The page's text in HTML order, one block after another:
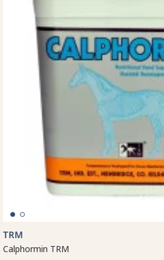
TRM
Calphormin TRM